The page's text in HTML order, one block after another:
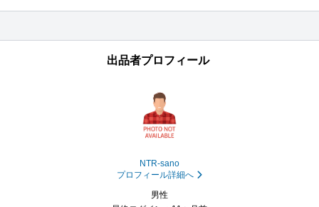
出品者プロフィール
NTR-sano
プロフィール詳細へ
男性